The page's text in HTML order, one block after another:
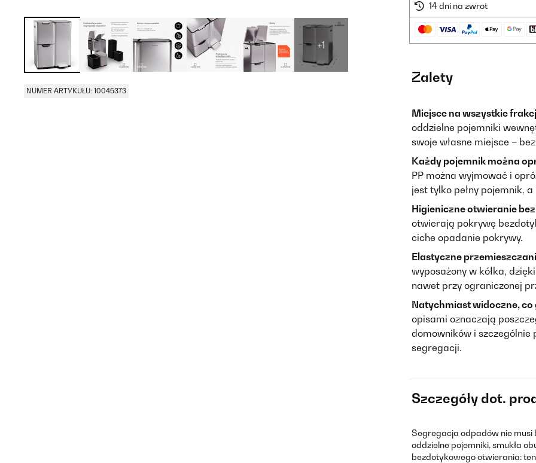
+1
NUMER ARTYKUŁU: 10045373
14 dni na zwrot
Zalety
Miejsce na wszystkie
oddzielne pojemniki
swoje własne miejsce –
Każdy pojemnik można
PP można wyjmować i
jest tylko pełny pojemnik,
Higieniczne otwieranie
otwierają pokrywę
ciche opadanie pokrywy.
Elastyczne
wyposażony w kółka,
nawet przy ograniczonej
Natychmiast widoczne, co
opisami oznaczają
domowników i szczególnie
segregacji.
Szczegóły dot.
Segregacja odpadów nie musi
oddzielne pojemniki, smukła
bezdotykowego otwierania: